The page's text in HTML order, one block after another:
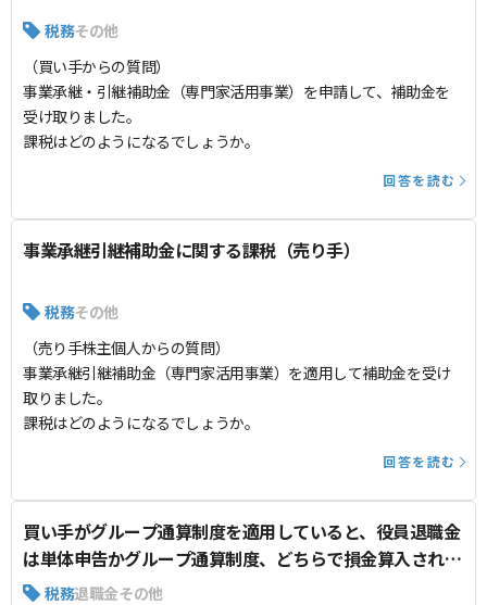
税務その他
（買い手からの質問）
事業承継・引継補助金（専門家活用事業）を申請して、補助金を
受け取りました。
課税はどのようになるでしょうか。
回答を読む
事業承継引継補助金に関する課税（売り手）
税務その他
（売り手株主個人からの質問）
事業承継引継補助金（専門家活用事業）を適用して補助金を受け
取りました。
課税はどのようになるでしょうか。
回答を読む
買い手がグループ通算制度を適用していると、役員退職金
は単体申告かグループ通算制度、どちらで損金算入される
か 税務退職金その他